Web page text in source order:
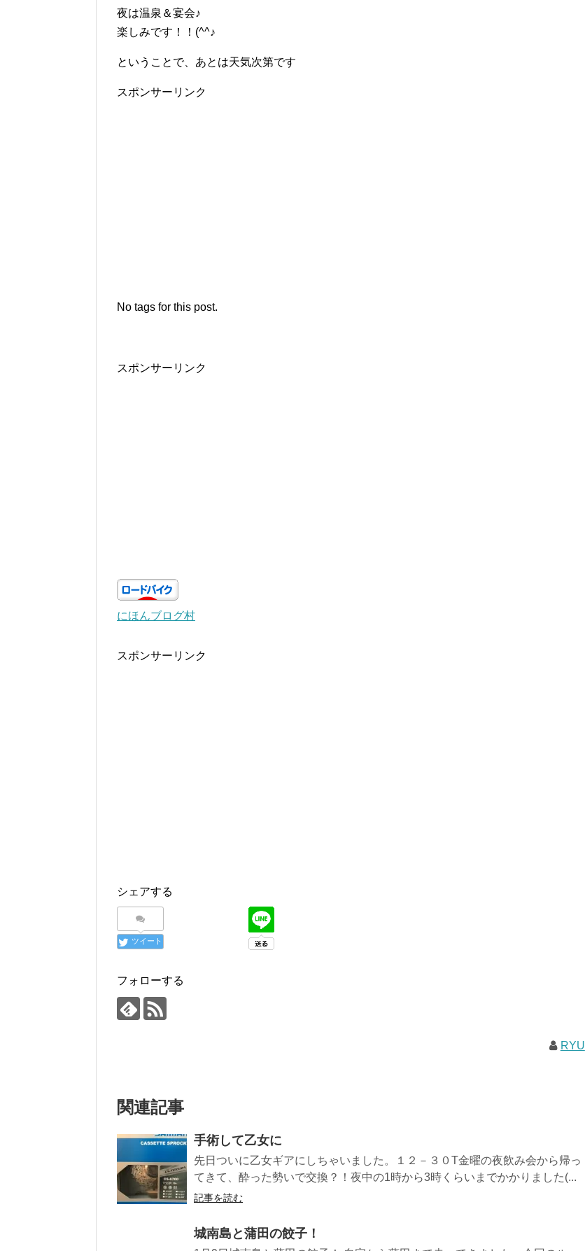
夜は温泉＆宴会♪
楽しみです！！(^^♪
ということで、あとは天気次第です
スポンサーリンク
No tags for this post.
スポンサーリンク
にほんブログ村
スポンサーリンク
シェアする
ツイート
フォローする
RYU
関連記事
手術して乙女に
先日ついに乙女ギアにしちゃいました。１２－３０T金曜の夜飲み会から帰っ
てきて、酔った勢いで交換？！夜中の1時から3時くらいまでかかりました(...
記事を読む
城南島と蒲田の餃子！